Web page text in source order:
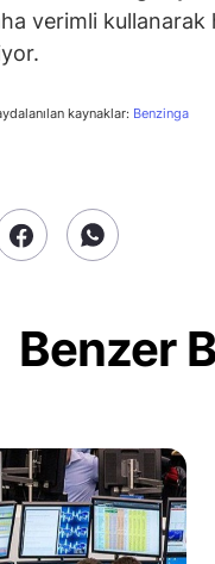
verimli kullanarak
kaynaklar: Benzinga
Benzer